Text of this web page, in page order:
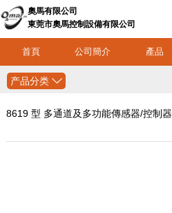
奧馬有限公司
東莞市奧馬控制設備有限公司
首頁 公司簡介 產品
产品分类
8619 型 多通道及多功能傳感器/控制器